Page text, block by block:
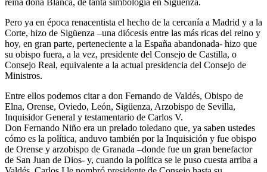
Pero ya en época renacentista el hecho de la cercanía a Madrid y a la
Corte, hizo de Sigüenza –una diócesis entre las más ricas del reino y
hoy, en gran parte, perteneciente a la España abandonada- hizo que
su obispo fuera, a la vez, presidente del Consejo de Castilla, o
Consejo Real, equivalente a la actual presidencia del Consejo de
Ministros.
Entre ellos podemos citar a don Fernando de Valdés, Obispo de
Elna, Orense, Oviedo, León, Sigüenza, Arzobispo de Sevilla,
Inquisidor General y testamentario de Carlos V.
Don Fernando Niño era un prelado toledano que, ya saben ustedes
cómo es la política, anduvo también por la Inquisición y fue obispo
de Orense y arzobispo de Granada –donde fue un gran benefactor
de San Juan de Dios- y, cuando la política se le puso cuesta arriba a